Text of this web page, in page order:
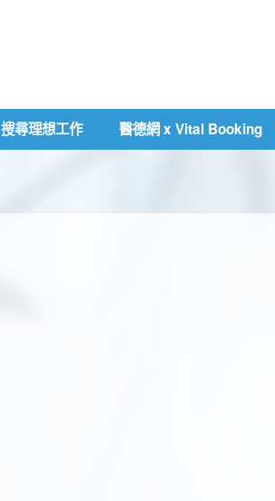
搜尋理想工作 醫德網 x Vital Booking